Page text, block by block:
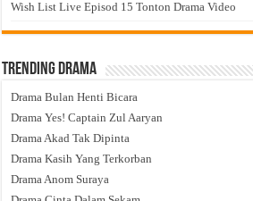
Wish List Live Episod 15 Tonton Drama Video
Trending Drama
Drama Bulan Henti Bicara
Drama Yes! Captain Zul Aaryan
Drama Akad Tak Dipinta
Drama Kasih Yang Terkorban
Drama Anom Suraya